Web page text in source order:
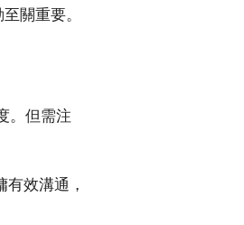
關重要。
。但需注
效溝通，